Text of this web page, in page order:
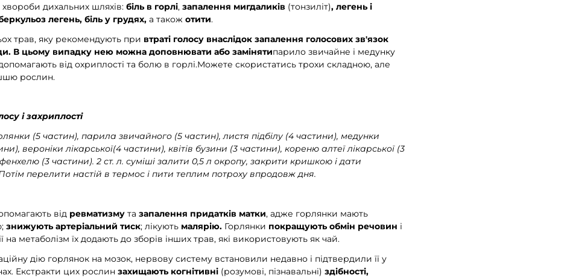
хвороби дихальних шляхів: біль в горлі, запалення мигдаликів (тонзиліт), легень і
легень, біль у грудях, а також отити.
трав, яку рекомендують при втраті голосу внаслідок запалення голосових зв'язок
В цьому випадку нею можна доповнювати або замінятипарило звичайне і медунку
від охриплості та болю в горлі.Можете скористатись трохи складною, але
рослин.
і захриплості
(5 частин), парила звичайного (5 частин), листя підбілу (4 частини), медунки
вероніки лікарської(4 частини), квітів бузини (3 частини), кореню алтеї лікарської (3
(3 частини). 2 ст. л. суміші залити 0,5 л окропу, закрити кришкою і дати
перелити настій в термос і пити теплим потроху впродовж дня.
від ревматизму та запалення придатків матки, адже горлянки мають
знижують артеріальний тиск; лікують малярію. Горлянки покращують обмін речовин і
на метаболізм їх додають до зборів інших трав, які використовують як чай.
дію горлянок на мозок, нервову систему встановили недавно і підтвердили її у
Екстракти цих рослин захищають когнітивні (розумові, пізнавальні) здібності,